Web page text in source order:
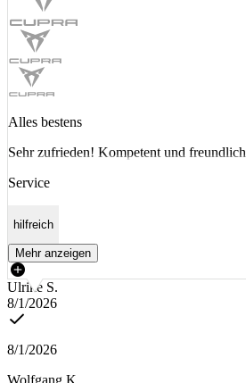
Alles bestens
Sehr zufrieden! Kompetent und freundlich
Service
hilfreich
Mehr anzeigen
Ulrike S.
8/1/2026
8/1/2026